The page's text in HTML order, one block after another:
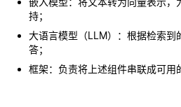
持；
大语言模型（LLM）：根据检索到
答；
框架：负责将上述组件串联成可用